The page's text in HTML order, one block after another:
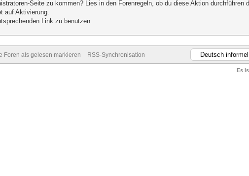
Seite zu kommen? Lies in den Forenregeln, ob du diese Aktion durchführen
auf Aktivierung.
Link zu benutzen.
Foren als gelesen markieren RSS-Synchronisation
Es